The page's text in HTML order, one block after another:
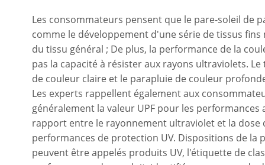
Les consommateurs pensent que le pare-soleil de
comme le développement d'une série de tissus
du tissu général ; De plus, la performance de la
pas la capacité à résister aux rayons ultraviolets.
de couleur claire et le parapluie de couleur
Les experts rappellent également aux
généralement la valeur UPF pour les performances
rapport entre le rayonnement ultraviolet et la dose
performances de protection UV. Dispositions de la
peuvent être appelés produits UV, l'étiquette de